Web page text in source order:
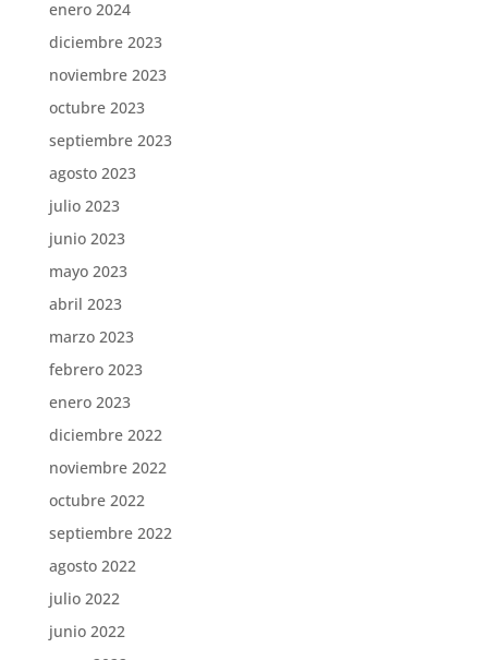
enero 2024
diciembre 2023
noviembre 2023
octubre 2023
septiembre 2023
agosto 2023
julio 2023
junio 2023
mayo 2023
abril 2023
marzo 2023
febrero 2023
enero 2023
diciembre 2022
noviembre 2022
octubre 2022
septiembre 2022
agosto 2022
julio 2022
junio 2022